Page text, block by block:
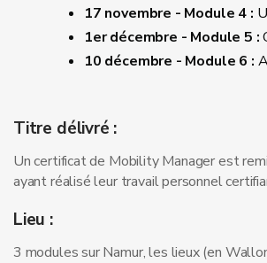
17 novembre - Module 4 :
1er décembre - Module 5 :
10 décembre - Module 6 :
Titre délivré :
Un certificat de Mobility Manager est
ayant réalisé leur travail personnel
Lieu :
3 modules sur Namur, les lieux (en